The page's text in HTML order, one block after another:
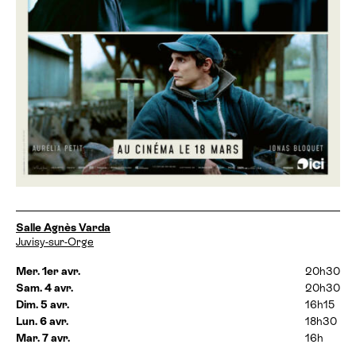
D
a
e
s
e
t
h
o
Salle Agnès Varda
Juvisy-sur-Orge
Mer. 1er avr.
20h30
Sam. 4 avr.
20h30
Dim. 5 avr.
16h15
Lun. 6 avr.
18h30
Mar. 7 avr.
16h